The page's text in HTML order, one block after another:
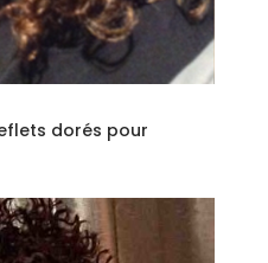
dorés pour